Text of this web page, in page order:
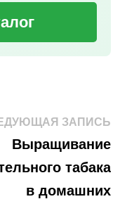
ЗАПИСЬ
Выращивание
табака
в домашних